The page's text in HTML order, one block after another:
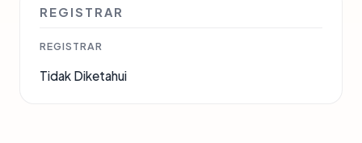
REGISTRAR
REGISTRAR
Tidak Diketahui